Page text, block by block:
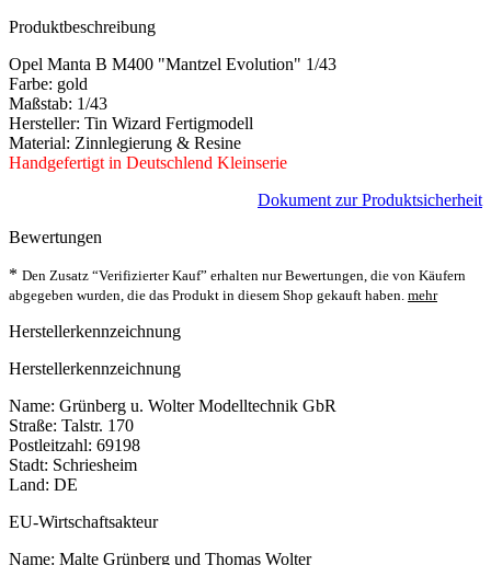
Produktbeschreibung
Opel Manta B M400 "Mantzel Evolution" 1/43
Farbe: gold
Maßstab: 1/43
Hersteller: Tin Wizard Fertigmodell
Material: Zinnlegierung & Resine
Handgefertigt in Deutschlend Kleinserie
Dokument zur Produktsicherheit
Bewertungen
* Den Zusatz “Verifizierter Kauf” erhalten nur Bewertungen, die von Käufern
abgegeben wurden, die das Produkt in diesem Shop gekauft haben. mehr
Herstellerkennzeichnung
Herstellerkennzeichnung
Name: Grünberg u. Wolter Modelltechnik GbR
Straße: Talstr. 170
Postleitzahl: 69198
Stadt: Schriesheim
Land: DE
EU-Wirtschaftsakteur
Name: Malte Grünberg und Thomas Wolter